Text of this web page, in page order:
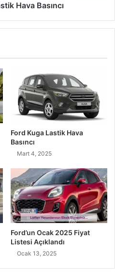
Hava Basıncı
Ford Kuga Lastik Hava
Basıncı
Mart 4, 2025
Ford’un Ocak 2025 Fiyat
Listesi Açıklandı
Ocak 13, 2025